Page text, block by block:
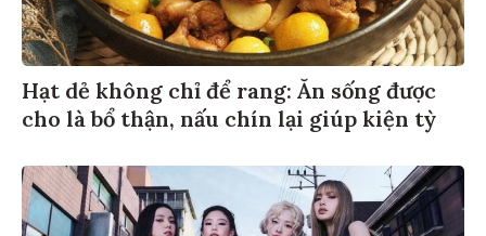
Hạt dẻ không chỉ để rang: Ăn sống được
cho là bổ thận, nấu chín lại giúp kiện tỳ